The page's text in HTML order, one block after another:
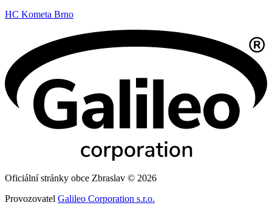
HC Kometa Brno
Oficiální stránky obce Zbraslav © 2026
Provozovatel Galileo Corporation s.r.o.